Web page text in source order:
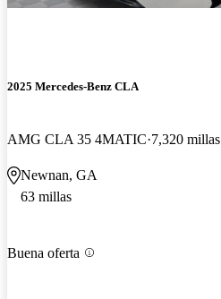
2025 Mercedes-Benz CLA
AMG CLA 35 4MATIC 7,320 millas
Newnan, GA
63 millas
Buena oferta